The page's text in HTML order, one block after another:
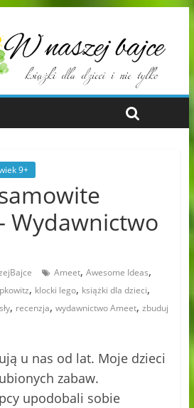
9+
Wydawnictwo
Ameet, Awesome Ideas,
, klocki lego, książki dla dzieci,
, recenzja, wydawnictwo Ameet, zbuduj
u nas od lat. Moje dzieci
zabaw.
upodobali sobie